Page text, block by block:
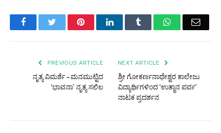
FacebookTwitter PinterestLinkedInTumblr WhatsAppEmail
PREVIOUS ARTICLE
ನೃತ್ಯ ವಿಮರ್ಶೆ – ಮನಮುಟ್ಟಿದ
‘ಭಾವನಾ’ ನೃತ್ಯ ಸಲಿಲ
NEXT ARTICLE
ಶ್ರೀ ಗೋಕರ್ಣನಾಥೇಶ್ವರ ಕಾಲೇಜು
ವಿದ್ಯಾರ್ಥಿಗಳಿಂದ ‘ಉತ್ಥಾನ ಪರ್ವ’
ನಾಟಕ ಪ್ರದರ್ಶನ